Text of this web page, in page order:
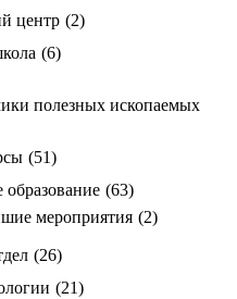
центр (2)
(6)
полезных ископаемых
(51)
(63)
мероприятия (2)
(26)
(21)